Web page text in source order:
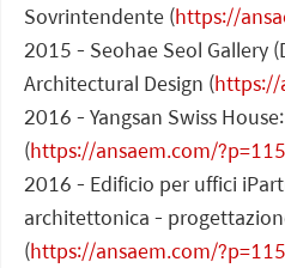
Sovrintendente (https://
2015 - Seohae Seol Gallery
Architectural Design (https://
2016 - Yangsan Swiss
(https://ansaem.com/
2016 - Edificio per uffici
architettonica -
(https://ansaem.com/